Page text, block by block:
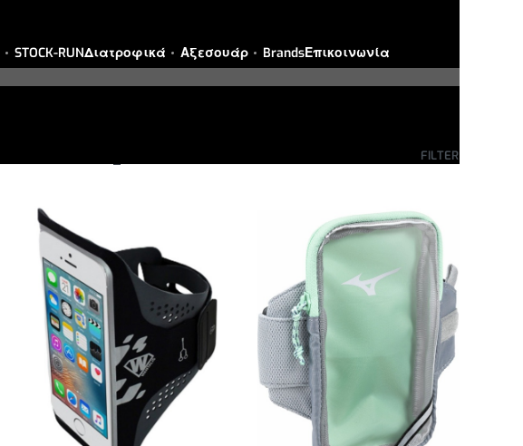
STOCK-RUNΔιατροφικά Αξεσουάρ BrandsΕπικοινωνία
FILTER